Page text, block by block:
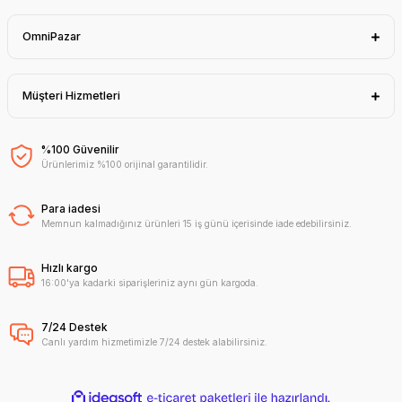
OmniPazar
Müşteri Hizmetleri
%100 Güvenilir
Ürünlerimiz %100 orijinal garantilidir.
Para iadesi
Memnun kalmadığınız ürünleri 15 iş günü içerisinde iade edebilirsiniz.
Hızlı kargo
16:00'ya kadarki siparişleriniz aynı gün kargoda.
7/24 Destek
Canlı yardım hizmetimizle 7/24 destek alabilirsiniz.
ideasoft e-